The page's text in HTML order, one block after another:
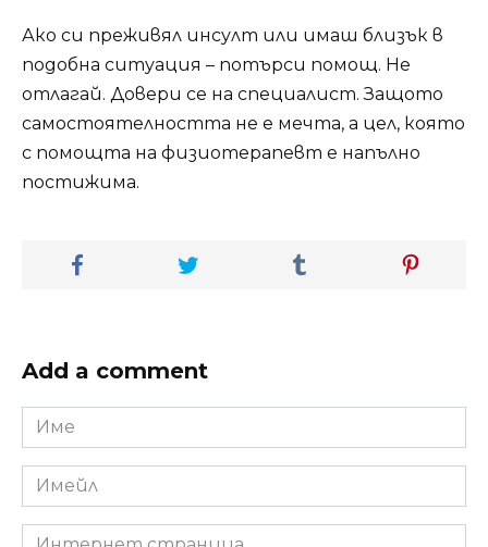
Ако си преживял инсулт или имаш близък в
подобна ситуация – потърси помощ. Не
отлагай. Довери се на специалист. Защото
самостоятелността не е мечта, а цел, която
с помощта на физиотерапевт е напълно
постижима.
Add a comment
Име
*
Имейл
*
Интернет